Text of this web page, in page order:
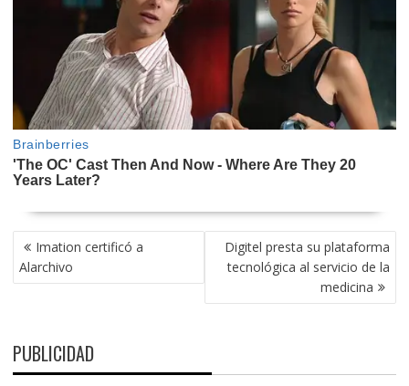
NAVEGACIÓN
DE
ENTRADAS
Imation certificó a
Alarchivo
Digitel presta su plataforma
tecnológica al servicio de la
medicina
PUBLICIDAD